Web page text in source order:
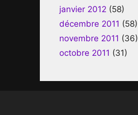
janvier 2012 (58)
décembre 2011 (58)
novembre 2011 (36)
octobre 2011 (31)